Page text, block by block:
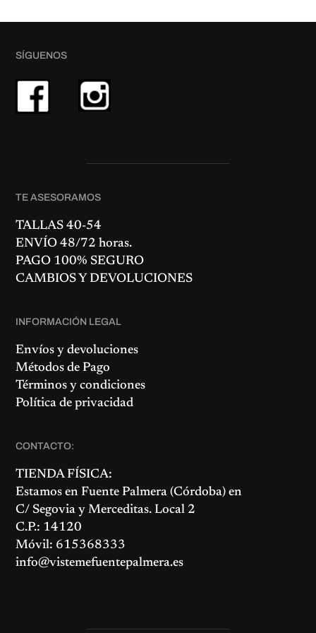
SÍGUENOS
TE ASESORAMOS
TALLAS 40-54
ENVÍO 48/72 horas.
PAGO 100% SEGURO
CAMBIOS Y DEVOLUCIONES
INFORMACIÓN LEGAL
Envíos y devoluciones
Métodos de Pago
Términos y condiciones
Política de privacidad
CONTACTO:
TIENDA FÍSICA:
Estamos enFuente Palmera (Córdoba) en
C/ Segovia y Merceditas. Local 2
C.P.: 14120
Móvil: 615368333
info@vistemefuentepalmera.es